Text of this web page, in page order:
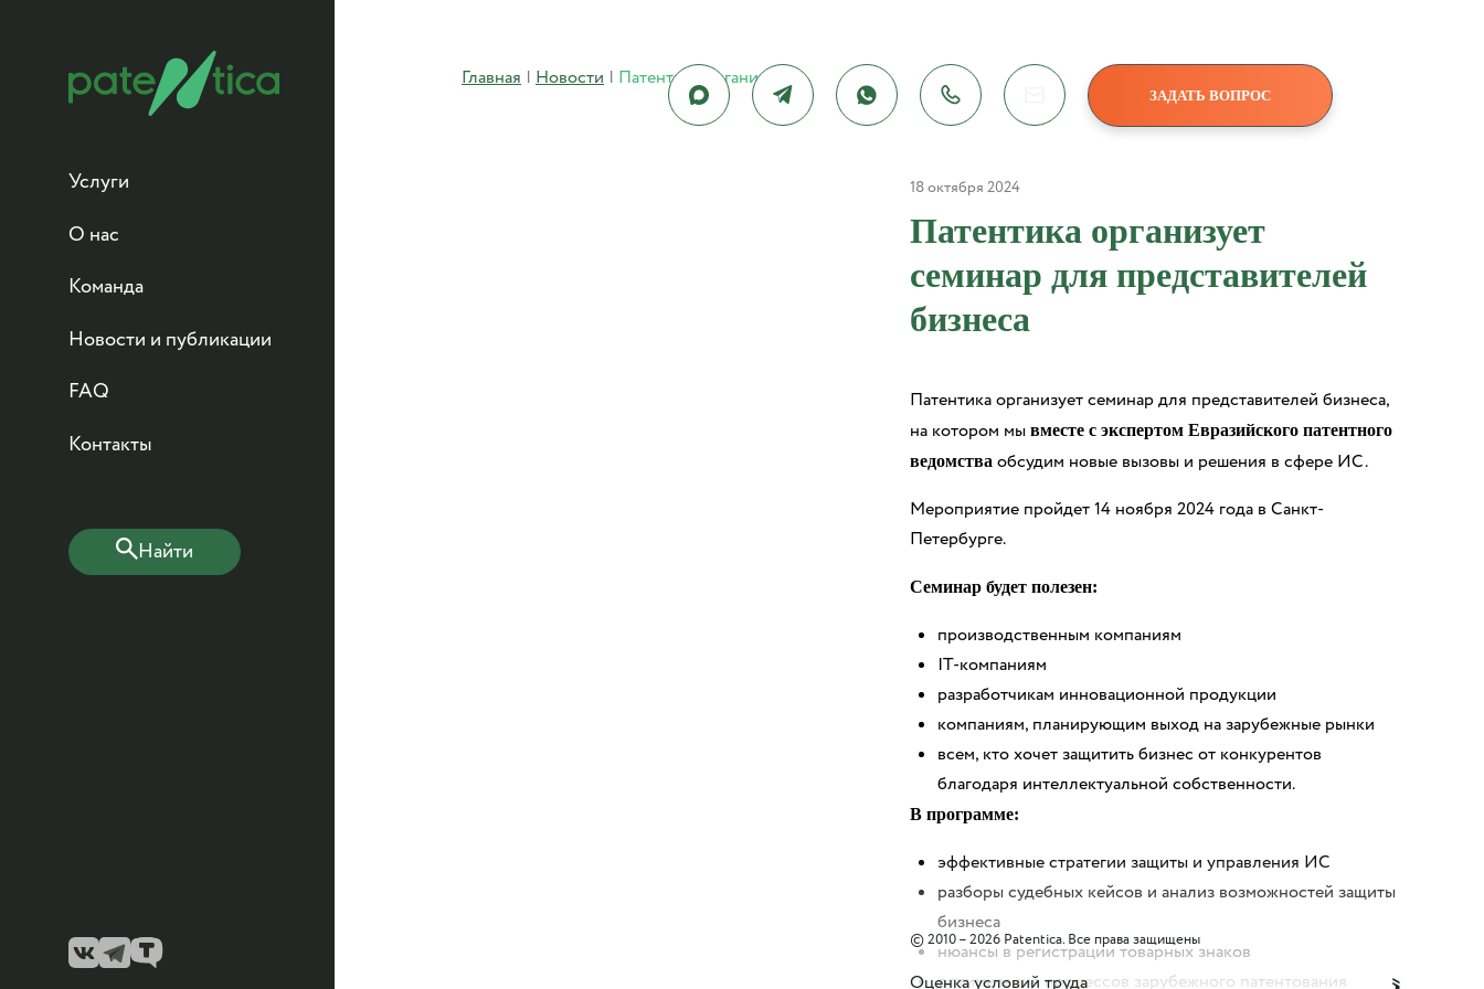
Услуги
О нас
Команда
Новости и публикации
FAQ
Контакты
Найти
ЗАДАТЬ ВОПРОС
Главная | Новости |
18 октября 2024
Патентика организует
семинар для представителей
бизнеса
Патентика организует семинар для представителей бизнеса,
на котором мы вместе с экспертом Евразийского патентного
ведомства обсудим новые вызовы и решения в сфере ИС.
Мероприятие пройдет 14 ноября 2024 года в Санкт-
Петербурге.
Семинар будет полезен:
производственным компаниям
IT-компаниям
разработчикам инновационной продукции
компаниям, планирующим выход на зарубежные рынки
всем, кто хочет защитить бизнес от конкурентов
благодаря интеллектуальной собственности.
В программе:
эффективные стратегии защиты и управления ИС
разборы судебных кейсов и анализ возможностей защиты
бизнеса
нюансы в регистрации товарных знаков
оптимизация процессов зарубежного патентования
© 2010 – 2026 Patentica. Все права защищены
Оценка условий труда